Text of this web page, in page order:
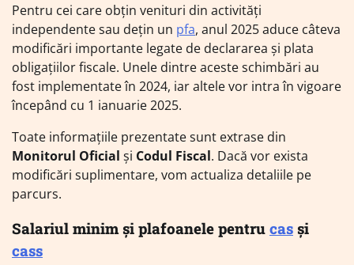
Pentru cei care obțin venituri din activități
independente sau dețin un pfa, anul 2025 aduce câteva
modificări importante legate de declararea și plata
obligațiilor fiscale. Unele dintre aceste schimbări au
fost implementate în 2024, iar altele vor intra în vigoare
începând cu 1 ianuarie 2025.
Toate informațiile prezentate sunt extrase din
Monitorul Oficial și Codul Fiscal. Dacă vor exista
modificări suplimentare, vom actualiza detaliile pe
parcurs.
Salariul minim și plafoanele pentru cas și
cass